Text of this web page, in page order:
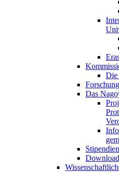
Die
Das
Stipendien